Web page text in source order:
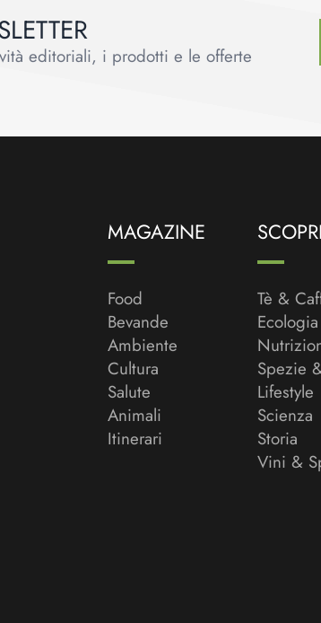
editoriali, i prodotti e le offerte
MAGAZINE
Food
Bevande
Ambiente
Cultura
Salute
Animali
Itinerari
Tè &
Ecologia
Spezie
Lifestyle
Scienza
Storia
Vini &